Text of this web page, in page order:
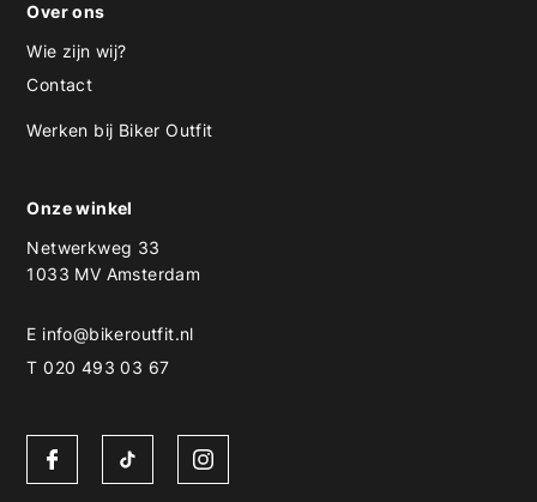
Over ons
Wie zijn wij?
Contact
Werken bij Biker Outfit
Onze winkel
Netwerkweg 33
1033 MV Amsterdam
E info@bikeroutfit.nl
T 020 493 03 67